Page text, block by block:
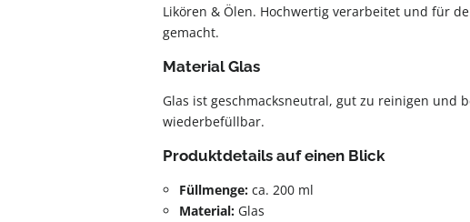
Likören & Ölen. Hochwertig verarbeitet und für
gemacht.
Material Glas
Glas ist geschmacksneutral, gut zu reinigen und
wiederbefüllbar.
Produktdetails auf einen Blick
Füllmenge: ca. 200 ml
Material: Glas